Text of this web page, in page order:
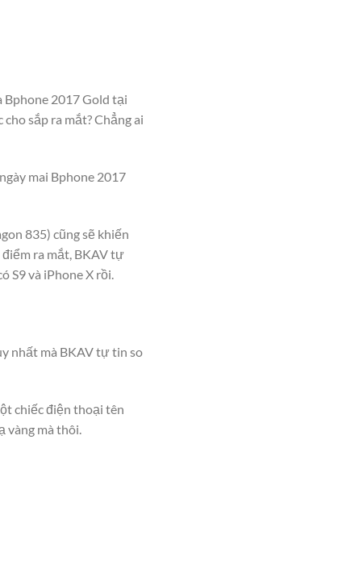
Bphone 2017 Gold tại
sắp ra mắt? Chẳng ai
mai Bphone 2017
835) cũng sẽ khiến
ra mắt, BKAV tự
S9 và iPhone X rồi.
nhất mà BKAV tự tin so
chiếc điện thoại tên
mà thôi.